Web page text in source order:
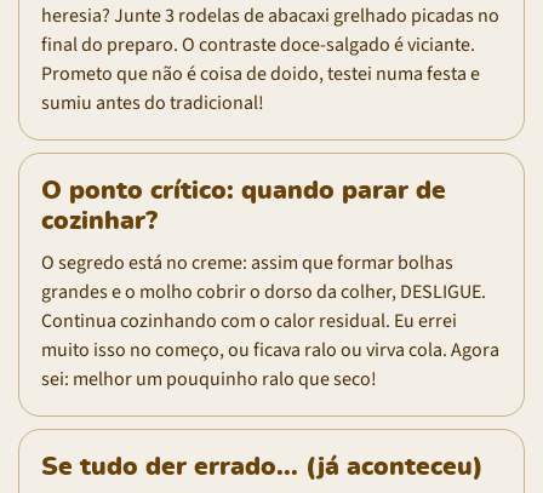
heresia? Junte 3 rodelas de abacaxi grelhado picadas no
final do preparo. O contraste doce-salgado é viciante.
Prometo que não é coisa de doido, testei numa festa e
sumiu antes do tradicional!
O ponto crítico: quando parar de
cozinhar?
O segredo está no creme: assim que formar bolhas
grandes e o molho cobrir o dorso da colher, DESLIGUE.
Continua cozinhando com o calor residual. Eu errei
muito isso no começo, ou ficava ralo ou virva cola. Agora
sei: melhor um pouquinho ralo que seco!
Se tudo der errado... (já aconteceu)